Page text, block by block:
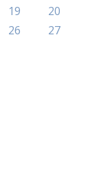
19
20
26
27